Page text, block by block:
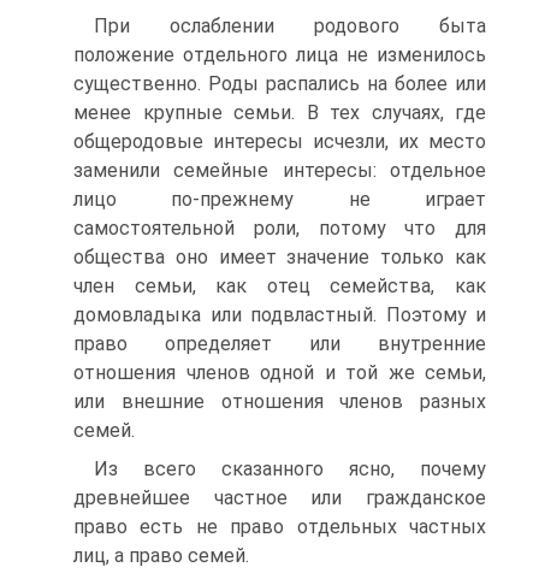
При ослаблении родового быта
положение отдельного лица не изменилось
существенно. Роды распались на более или
менее крупные семьи. В тех случаях, где
общеродовые интересы исчезли, их место
заменили семейные интересы: отдельное
лицо по-прежнему не играет
самостоятельной роли, потому что для
общества оно имеет значение только как
член семьи, как отец семейства, как
домовладыка или подвластный. Поэтому и
право определяет или внутренние
отношения членов одной и той же семьи,
или внешние отношения членов разных
семей.
Из всего сказанного ясно, почему
древнейшее частное или гражданское
право есть не право отдельных частных
лиц, а право семей.